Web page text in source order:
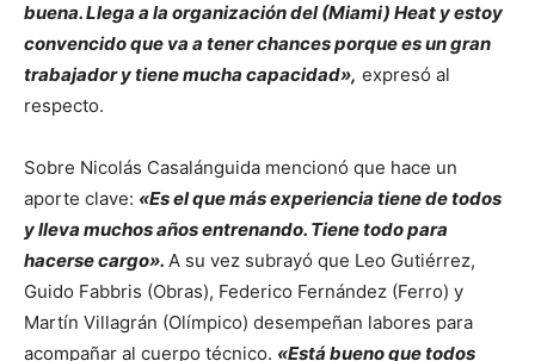
buena. Llega a la organización del (Miami) Heat y estoy
convencido que va a tener chances porque es un gran
trabajador y tiene mucha capacidad», expresó al
respecto.
Sobre Nicolás Casalánguida mencionó que hace un
aporte clave: «Es el que más experiencia tiene de todos
y lleva muchos años entrenando. Tiene todo para
hacerse cargo». A su vez subrayó que Leo Gutiérrez,
Guido Fabbris (Obras), Federico Fernández (Ferro) y
Martín Villagrán (Olímpico) desempeñan labores para
acompañar al cuerpo técnico. «Está bueno que todos